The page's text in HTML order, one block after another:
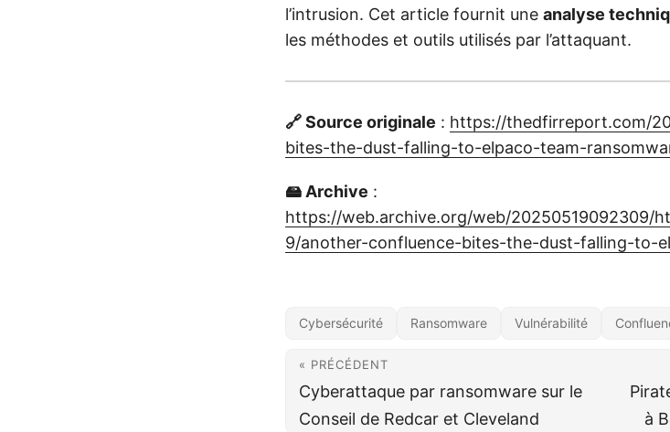
l’intrusion. Cet article fournit une analyse
les méthodes et outils utilisés par l’attaquant.
🔗 Source originale : https://thedfirreport.com/
bites-the-dust-falling-to-elpaco-team-
🖴 Archive :
https://web.archive.org/web/20250519092309/
9/another-confluence-bites-the-dust-falling-to-
Cybersécurité Ransomware Vulnérabilité
« PRÉCÉDENT
Cyberattaque par ransomware sur le
Conseil de Redcar et Cleveland
à